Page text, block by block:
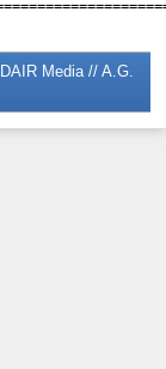
DAIR Media // A.G.